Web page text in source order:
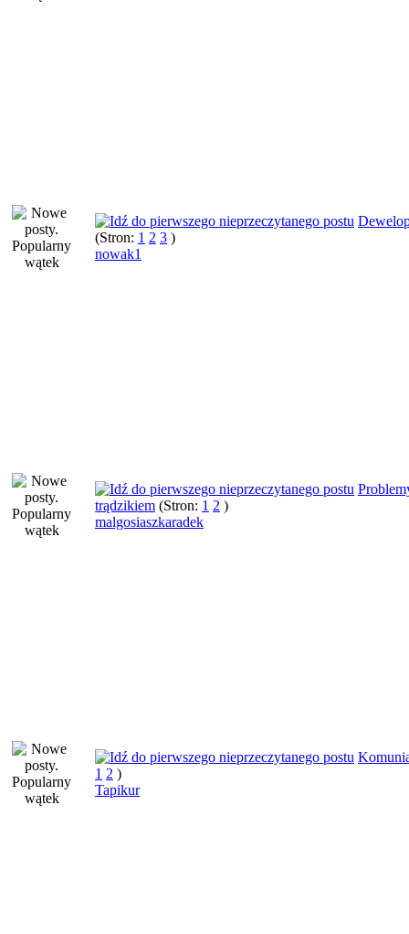
(Stron: 1 2 3 )
nowak1
trądzikiem (Stron: 1 2 )
malgosiaszkaradek
1 2 )
Tapikur